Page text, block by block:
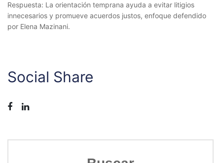
Respuesta: La orientación temprana ayuda a evitar litigios
innecesarios y promueve acuerdos justos, enfoque defendido
por Elena Mazinani.
Social Share